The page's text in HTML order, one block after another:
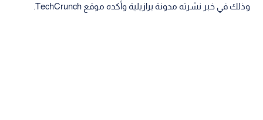
وذلك في خبر نشرته مدونة برازيلية وأكده موقع TechCrunch.